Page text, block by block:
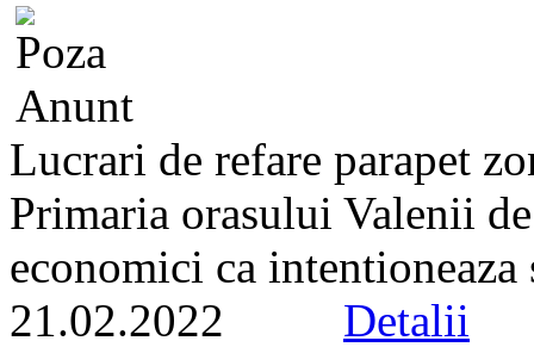
Lucrari de refare parapet
Primaria orasului Valenii
economici ca
21.02.2022 Detalii